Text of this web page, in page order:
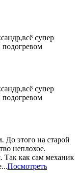
супер
подогревом
супер
подогревом
этого на старой
неплохое.
Так как сам механик
Посмотреть